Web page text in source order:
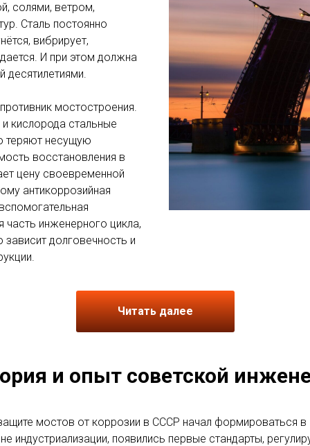
солями, ветром,
Сталь постоянно
вибрирует,
И при этом должна
десятилетиями.
мостостроения.
кислорода стальные
теряют несущую
восстановления в
цену своевременной
антикоррозийная
часть инженерного цикла,
долговечность и
Читать далее
и опыт советской
мостов от коррозии в СССР начал формироваться в
индустриализации, появились первые стандарты,